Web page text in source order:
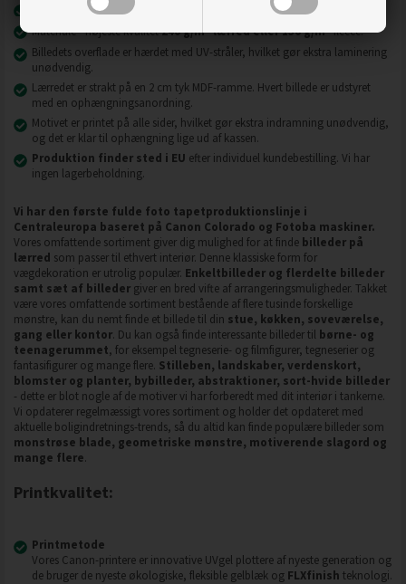
Billeder på lærred er modstandsdygtige over for slid, ridser og snavs.
Materiale - højeste kvalitet240 g/m lærred eller 130 g/m fleece.
Billedets overflade er hærdet med UV-stråler, hvilket gør ekstra laminering
unødvendig.
Lærredet er strakt på en 2 cm tyk MDF-ramme. Hvert billede er udstyret
med en ophængningsanordning.
Motivet er printet på alle sider, hvilket gør ekstra indramning unødvendig,
og det er klar til ophængning lige ud af kassen.
Produktion finder sted i EU efter individuel kundebestilling. Vi har
ingen lagerbeholdning.
Vi har den første fulde foto tapetproduktionslinje i
Centraleuropa baseret på Canon Colorado og Fotoba maskiner.
Vores omfattende sortiment giver dig mulighed for at finde billeder på
lærred som passer til ethvert interiør. Denne klassiske form for
vægdekoration er utrolig populær. Enkeltbilleder og flerdelte billeder
samt sæt af billeder giver en bred vifte af arrangeringsmuligheder. Takket
være vores omfattende sortiment bestående af flere tusinde forskellige
mønstre, kan du nemt finde et billede til din stue, køkken, soveværelse,
gang eller kontor. Du kan også finde interessante billeder til børne- og
teenagerummet, for eksempel tegneserie- og filmfigurer, tegneserier og
fantasifigurer og mange flere. Stilleben, landskaber, verdenskort,
blomster og planter, bybilleder, abstraktioner, sort-hvide billeder
- dette er blot nogle af de motiver vi har forberedt med dit interiør i tankerne.
Vi opdaterer regelmæssigt vores sortiment og holder det opdateret med
aktuelle boligindretnings-trends, så du altid kan finde populære billeder som
monstrøse blade, geometriske mønstre, motiverende slagord og
mange flere.
Printkvalitet:
Printmetode
Vores Canon-printere er innovative UVgel plottere af nyeste generation og
de bruger de nyeste økologiske, fleksible gelblæk og FLXfinish teknologi.